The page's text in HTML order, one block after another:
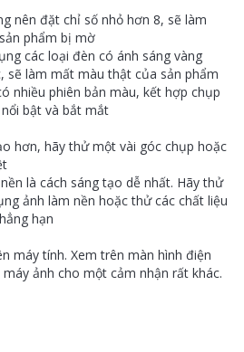
nên đặt chỉ số nhỏ hơn 8, sẽ làm
phẩm bị mờ
các loại đèn có ánh sáng vàng
sẽ làm mất màu thật của sản phẩm
nhiều phiên bản màu, kết hợp chụp
bật và bắt mắt
hơn, hãy thử một vài góc chụp hoặc
là cách sáng tạo dễ nhất. Hãy thử
ảnh làm nền hoặc thử các chất liệu
hạn
máy tính. Xem trên màn hình điện
ảnh cho một cảm nhận rất khác.